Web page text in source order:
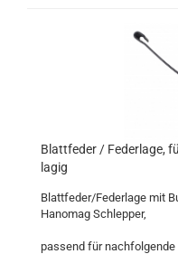
Blattfeder / Federlage,
lagig
Blattfeder/Federlage mit
Hanomag Schlepper,
passend für